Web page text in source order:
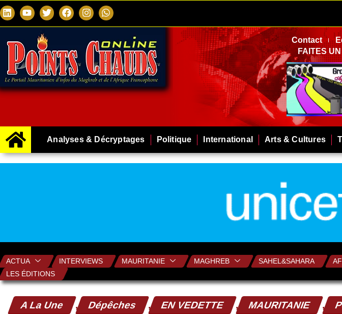
Contact
FAITES
Analyses & Décryptages Politique International Arts & Cultures
ACTUA INTERVIEWS MAURITANIE MAGHREB SAHEL&SAHARA
LES ÉDITIONS
A La Une , Dépêches , EN VEDETTE , MAURITANIE ,